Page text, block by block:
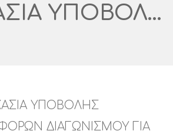
ΔΙΑΔΙΚΑΣΙΑ ΥΠΟΒΟΛΗΣ ΠΡΟΣΦΟΡΩΝ ΔΙΑΓΩΝΙΣΜΟΥ ΓΙΑ ΔΙΑΦΟΡΕΣ ΕΠΙΣΚΕΥΕΣ ΚΑΙ ΠΡΟΜΗΘΕΙΕΣ ΤΗΣ ΤΕΧΝΙΚΗΣ ΥΠΗΡΕΣΙΑΣ
ΥΠΟΒΟΛΗΣ
ΔΙΑΓΩΝΙΣΜΟΥ ΓΙΑ